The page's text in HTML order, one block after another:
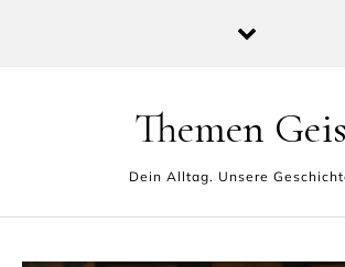
Themen
Dein Alltag. Unsere